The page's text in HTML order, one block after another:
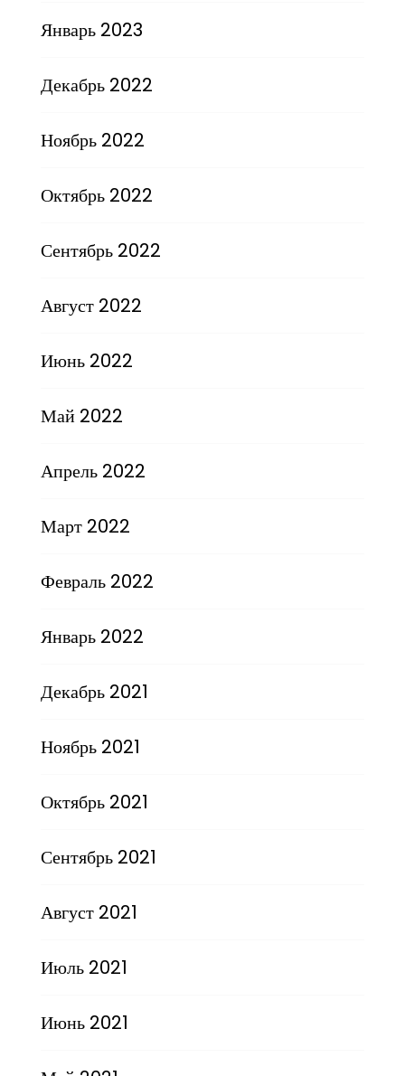
Январь 2023
Декабрь 2022
Ноябрь 2022
Октябрь 2022
Сентябрь 2022
Август 2022
Июнь 2022
Май 2022
Апрель 2022
Март 2022
Февраль 2022
Январь 2022
Декабрь 2021
Ноябрь 2021
Октябрь 2021
Сентябрь 2021
Август 2021
Июль 2021
Июнь 2021